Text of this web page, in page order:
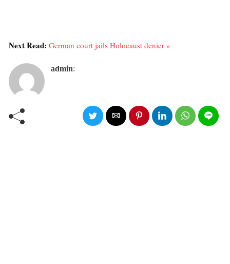
Next Read: German court jails Holocaust denier »
admin: